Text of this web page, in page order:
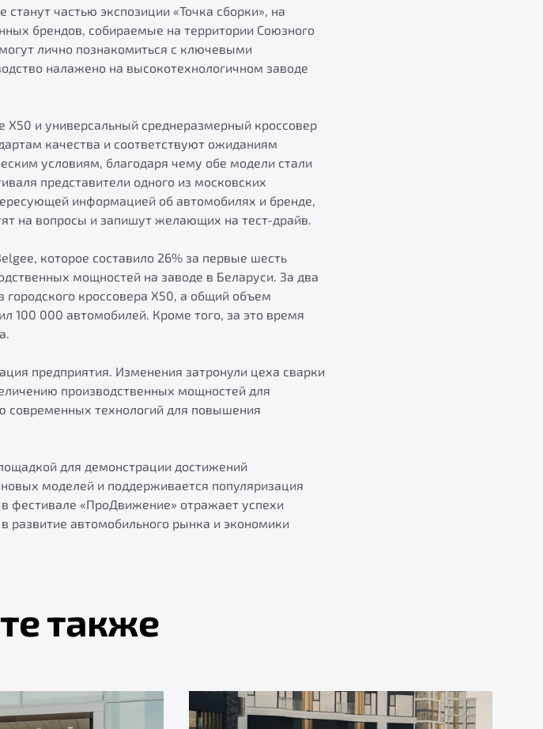
частью экспозиции «Точка сборки», на
брендов, собираемые на территории Союзного
лично познакомиться с ключевыми
налажено на высокотехнологичном заводе
X50 и универсальный среднеразмерный кроссовер
качества и соответствуют ожиданиям
условиям, благодаря чему обе модели стали
представители одного из московских
информацией об автомобилях и бренде,
на вопросы и запишут желающих на тест-драйв.
которое составило 26% за первые шесть
мощностей на заводе в Беларуси. За два
кроссовера X50, а общий объем
100 000 автомобилей. Кроме того, за это время
предприятия. Изменения затронули цеха сварки
производственных мощностей для
современных технологий для повышения
для демонстрации достижений
моделей и поддерживается популяризация
фестивале «ПроДвижение» отражает успехи
развитие автомобильного рынка и экономики
также